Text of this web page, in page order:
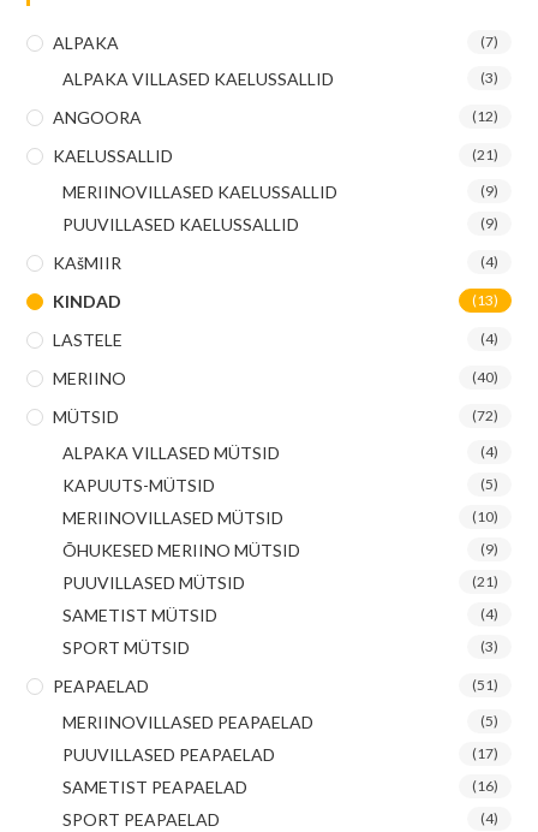
ALPAKA (7)
ALPAKA VILLASED KAELUSSALLID (3)
ANGOORA (12)
KAELUSSALLID (21)
MERIINOVILLASED KAELUSSALLID (9)
PUUVILLASED KAELUSSALLID (9)
KAšMIIR (4)
KINDAD (13)
LASTELE (4)
MERIINO (40)
MÜTSID (72)
ALPAKA VILLASED MÜTSID (4)
KAPUUTS-MÜTSID (5)
MERIINOVILLASED MÜTSID (10)
ÕHUKESED MERIINO MÜTSID (9)
PUUVILLASED MÜTSID (21)
SAMETIST MÜTSID (4)
SPORT MÜTSID (3)
PEAPAELAD (51)
MERIINOVILLASED PEAPAELAD (5)
PUUVILLASED PEAPAELAD (17)
SAMETIST PEAPAELAD (16)
SPORT PEAPAELAD (4)